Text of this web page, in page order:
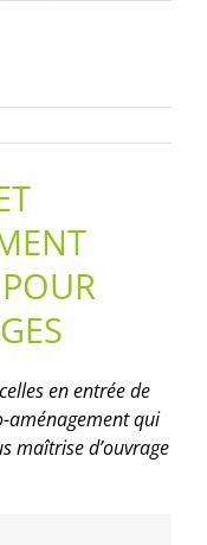
en entrée de
aménagement qui
maîtrise d’ouvrage